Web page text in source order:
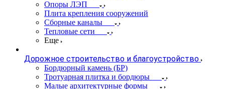
Опоры ЛЭП
Плита крепления сооружений
Сборные каналы
Тепловые сети
Еще
Дорожное строительство и благоустройство
Бордюрный камень (БР)
Тротуарная плитка и бордюры
Малые архитектурные формы